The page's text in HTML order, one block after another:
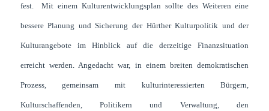
fest. Mit einem Kulturentwicklungsplan sollte des Weiteren eine
bessere Planung und Sicherung der Hürther Kulturpolitik und der
Kulturangebote im Hinblick auf die derzeitige Finanzsituation
erreicht werden. Angedacht war, in einem breiten demokratischen
Prozess, gemeinsam mit kulturinteressierten Bürgern,
Kulturschaffenden, Politikern und Verwaltung, den